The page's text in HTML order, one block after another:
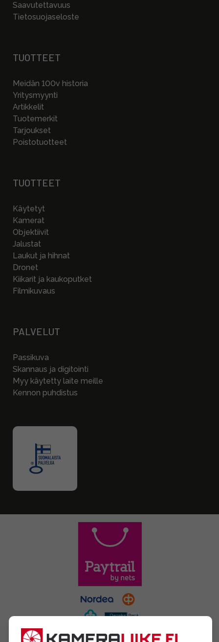
Saavutettavuus
Tietosuojaseloste
TUOTTEET
Meidän 100v historia
Yritysmyynti
Artikkelit
Tuotemerkit
Tarjoukset
Poistotuotteet
TUOTTEET
Käytetyt
Kamerat
Objektiivit
Jalustat
Laukut ja hihnat
Dronet
Kiikarit ja kaukoputket
Filmikuvaus
PALVELUT
Passikuva
Skannaus ja digitointi
Myy käytetty laite meille
Kennon puhdistus